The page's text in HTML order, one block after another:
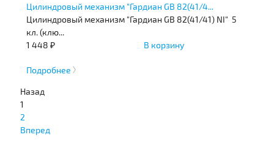
Цилиндровый механизм "Гардиан GB 82(41/4...
Цилиндровый механизм "Гардиан GB 82(41/41) NI" 5
кл. (клю...
1 448 ₽
В корзину
Подробнее
Назад
1
2
Вперед